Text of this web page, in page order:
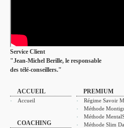
Service Client
"Jean-Michel Berille, le responsable
des télé-conseillers."
ACCUEIL
Accueil
COACHING
PREMIUM
Régime Savoir
Méthode
Méthode
Méthode Slim